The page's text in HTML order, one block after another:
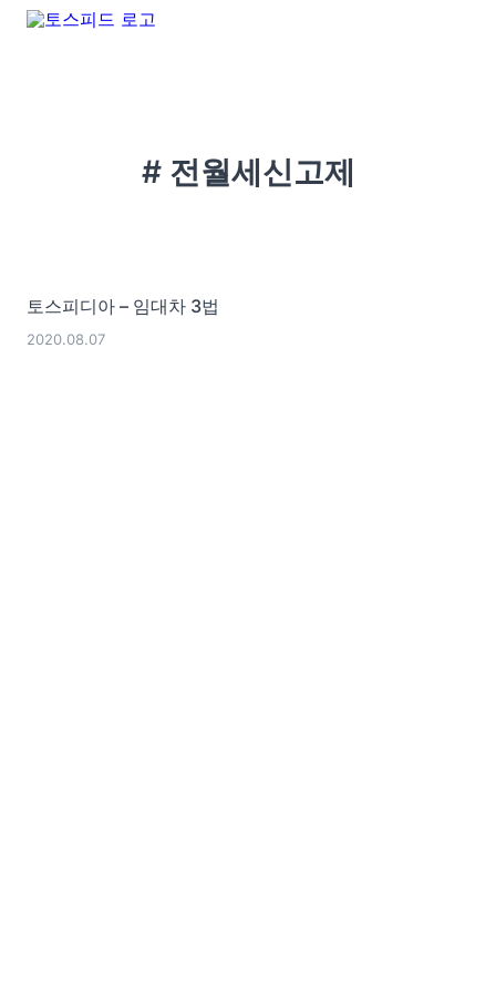
# 전월세신고제
토스피디아 – 임대차 3법
2020.08.07